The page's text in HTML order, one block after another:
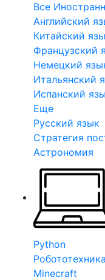
Все
Английский
Китайский
Французский
Немецкий
Итальянский
Испанский
Еще
Русский язык
Стратегия
Астрономия
Python
Робототехника
Minecraft